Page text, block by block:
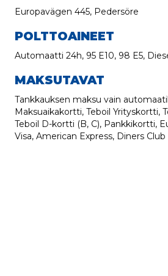
Europavägen 445, Pedersöre
POLTTOAINEET
Automaatti 24h, 95 E10, 98 E5,
MAKSUTAVAT
Tankkauksen maksu vain
Maksuaikakortti, Teboil Yrityskortti,
Teboil D-kortti (B, C), Pankkikortti,
Visa, American Express, Diners Club